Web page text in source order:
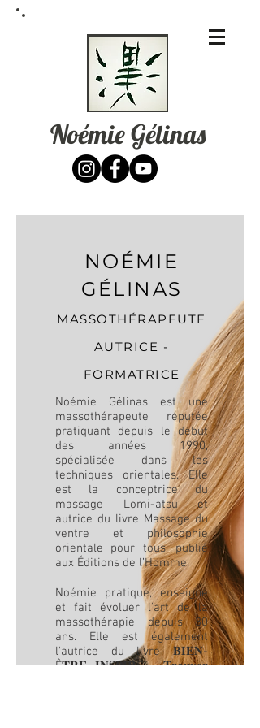
Noémie Gélinas
NOÉMIE
GÉLINAS
MASSOTHÉRAPEUTE
AUTRICE -
FORMATRICE
Noémie Gélinas est une
massothérapeute réputée
pratiquant depuis le début
des années 1990,
spécialisée dans les
techniques orientales. Elle
est la conceptrice du
massage Lomi-atsu et
autrice du livre Massage du
ventre et philosophie
orientale pour tous, publié
aux Éditions de l’Homme.
Noémie pratique, enseigne
et fait évoluer l'art de la
massothérapie depuis 30
ans. Elle est également
l'autrice du livre 𝐁𝐈𝐄𝐍-
Ê𝐓𝐑𝐄 𝐈𝐍𝐒𝐏𝐈𝐑É - 𝐓𝐫𝐨𝐮𝐯𝐞𝐫